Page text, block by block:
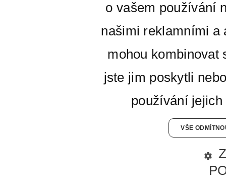
o vašem používání
našimi reklamními a
mohou kombinovat
jste jim poskytli
používání
VŠE